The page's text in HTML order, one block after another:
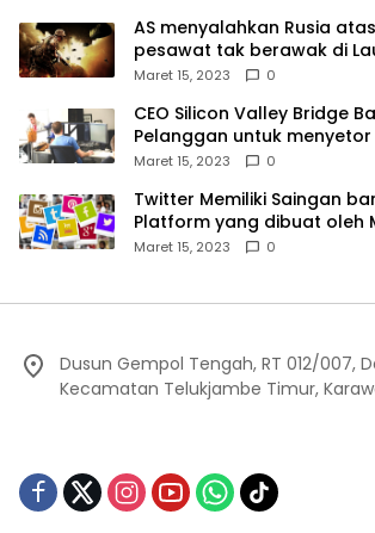
AS menyalahkan Rusia
pesawat tak berawak di
Moskow menyangkal
Maret 15, 2023 0
CEO Silicon Valley Bridge
Pelanggan untuk
Mereka
Maret 15, 2023 0
Twitter Memiliki Saingan
Platform yang dibuat oleh
Maret 15, 2023 0
Dusun Gempol Tengah, RT 012/007,
Kecamatan Telukjambe Timur,